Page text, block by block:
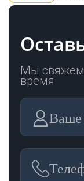
Мы
время
Ваше